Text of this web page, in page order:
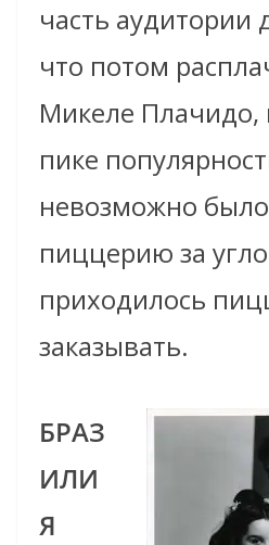
часть аудитории
что потом
Микеле Плачидо,
пике
невозможно
пиццерию за
приходилось
заказывать.
БРАЗ
ИЛИ
Я